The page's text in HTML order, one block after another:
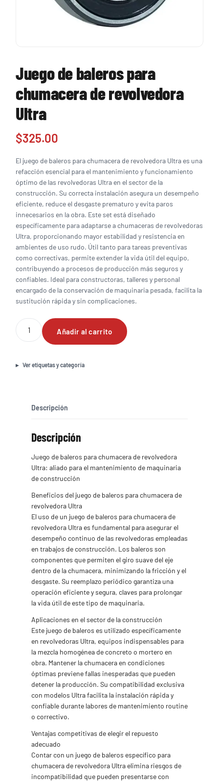
Juego de baleros para
chumacera de revolvedora
Ultra
$325.00
El juego de baleros para chumacera de revolvedora Ultra es una
refacción esencial para el mantenimiento y funcionamiento
óptimo de las revolvedoras Ultra en el sector de la
construcción. Su correcta instalación asegura un desempeño
eficiente, reduce el desgaste prematuro y evita paros
innecesarios en la obra. Este set está diseñado
específicamente para adaptarse a chumaceras de revolvedoras
Ultra, proporcionando mayor estabilidad y resistencia en
ambientes de uso rudo. Útil tanto para tareas preventivas
como correctivas, permite extender la vida útil del equipo,
contribuyendo a procesos de producción más seguros y
confiables. Ideal para constructoras, talleres y personal
encargado de la conservación de maquinaria pesada, facilita la
sustitución rápida y sin complicaciones.
Juego
de
baleros
chumacera
cantidad
Añadir al carrito
Ver etiquetas y categoría
Descripción
Descripción
Juego de baleros para chumacera de revolvedora
Ultra: aliado para el mantenimiento de maquinaria
de construcción
Beneficios del juego de baleros para chumacera de
revolvedora Ultra
El uso de un juego de baleros para chumacera de
revolvedora Ultra es fundamental para asegurar el
desempeño continuo de las revolvedoras empleadas
en trabajos de construcción. Los baleros son
componentes que permiten el giro suave del eje
dentro de la chumacera, minimizando la fricción y el
desgaste. Su reemplazo periódico garantiza una
operación eficiente y segura, claves para prolongar
la vida útil de este tipo de maquinaria.
Aplicaciones en el sector de la construcción
Este juego de baleros es utilizado específicamente
en revolvedoras Ultra, equipos indispensables para
la mezcla homogénea de concreto o mortero en
obra. Mantener la chumacera en condiciones
óptimas previene fallas inesperadas que pueden
detener la producción. Su compatibilidad exclusiva
con modelos Ultra facilita la instalación rápida y
confiable durante labores de mantenimiento routine
o correctivo.
Ventajas competitivas de elegir el repuesto
adecuado
Contar con un juego de baleros específico para
chumacera de revolvedora Ultra elimina riesgos de
incompatibilidad que pueden presentarse con